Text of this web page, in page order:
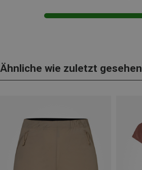
Ähnliche wie zuletzt gesehen